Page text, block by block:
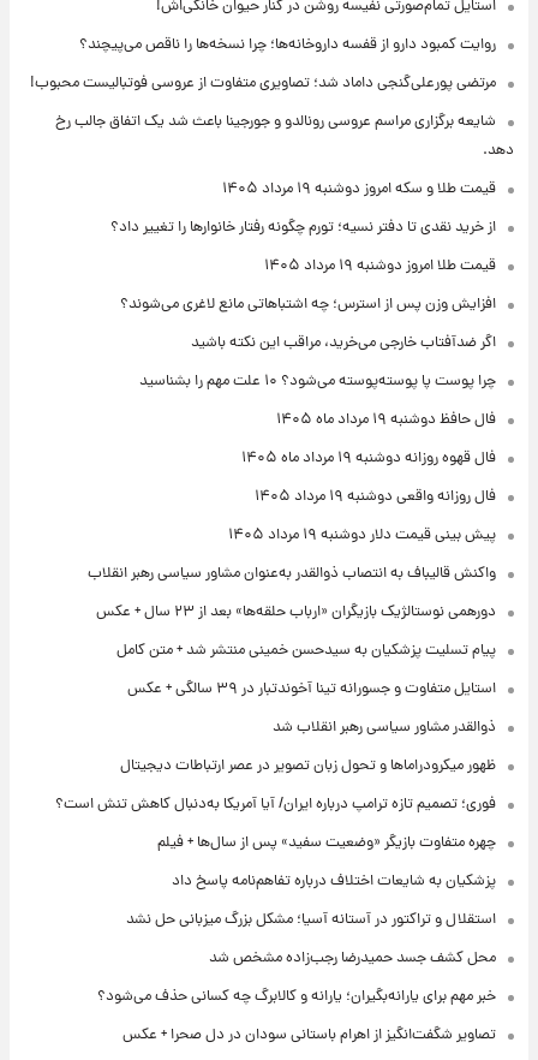
استایل تمام‌صورتی نفیسه روشن در کنار حیوان خانگی‌اش!
روایت کمبود دارو از قفسه داروخانه‌ها؛ چرا نسخه‌ها را ناقص می‌پیچند؟
مرتضی پورعلی‌گنجی داماد شد؛ تصاویری متفاوت از عروسی فوتبالیست محبوب!
شایعه برگزاری مراسم عروسی رونالدو و جورجینا باعث شد یک اتفاق جالب رخ
دهد.
قیمت طلا و سکه امروز دوشنبه ۱۹ مرداد ۱۴۰۵
از خرید نقدی تا دفتر نسیه؛ تورم چگونه رفتار خانوارها را تغییر داد؟
قیمت طلا امروز دوشنبه ۱۹ مرداد ۱۴۰۵
افزایش وزن پس از استرس؛ چه اشتباهاتی مانع لاغری می‌شوند؟
اگر ضدآفتاب خارجی می‌خرید، مراقب این نکته باشید
چرا پوست پا پوسته‌پوسته می‌شود؟ ۱۰ علت مهم را بشناسید
فال حافظ دوشنبه ۱۹ مرداد ماه ۱۴۰۵
فال قهوه روزانه دوشنبه ۱۹ مرداد ماه ۱۴۰۵
فال روزانه واقعی دوشنبه ۱۹ مرداد ۱۴۰۵
پیش‌ بینی قیمت دلار دوشنبه ۱۹ مرداد ۱۴۰۵
واکنش قالیباف به انتصاب ذوالقدر به‌عنوان مشاور سیاسی رهبر انقلاب
دورهمی نوستالژیک بازیگران «ارباب حلقه‌ها» بعد از ۲۳ سال + عکس
پیام تسلیت پزشکیان به سیدحسن خمینی منتشر شد + متن کامل
استایل متفاوت و جسورانه تینا آخوندتبار در ۳۹ سالگی + عکس
ذوالقدر مشاور سیاسی رهبر انقلاب شد
ظهور میکرودراماها و تحول زبان تصویر در عصر ارتباطات دیجیتال
فوری؛ تصمیم تازه ترامپ درباره ایران/ آیا آمریکا به‌دنبال کاهش تنش است؟
چهره متفاوت بازیگر «وضعیت سفید» پس از سال‌ها + فیلم
پزشکیان به شایعات اختلاف درباره تفاهم‌نامه پاسخ داد
استقلال و تراکتور در آستانه آسیا؛ مشکل بزرگ میزبانی حل نشد
محل کشف جسد حمیدرضا رجب‌زاده مشخص شد
خبر مهم برای یارانه‌بگیران؛ یارانه و کالابرگ چه کسانی حذف می‌شود؟
تصاویر شگفت‌انگیز از اهرام باستانی سودان در دل صحرا + عکس